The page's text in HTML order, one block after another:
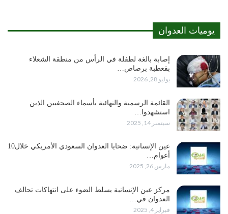
يوميات العدوان
إصابة بالغة لطفلة في الرأس من منطقة الشعلاء
بقعطبة برصاص…
يوليو 28, 2026
القائمة الرسمية والنهائية بأسماء الصحفيين الذين
استشهدوا…
سبتمبر 14, 2025
عين الإنسانية: ضحايا العدوان السعودي الأمريكي خلال10
أعوام…
مارس 26, 2025
مركز عين الإنسانية يسلط الضوء على انتهاكات تحالف
العدوان في…
فبراير 4, 2025